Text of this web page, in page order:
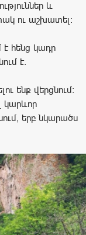
և
ու աշխատել:
է հենց կադր
է.
ենք վերցնում։
կարևոր
երբ նկարածս